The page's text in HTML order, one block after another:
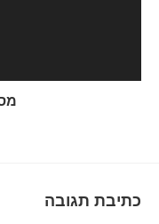
כתיבת תגובה